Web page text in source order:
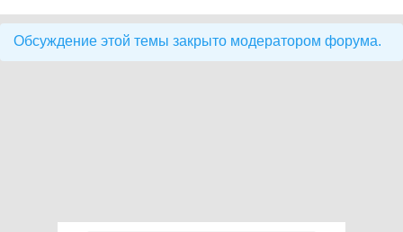
Обсуждение этой темы закрыто модератором форума.